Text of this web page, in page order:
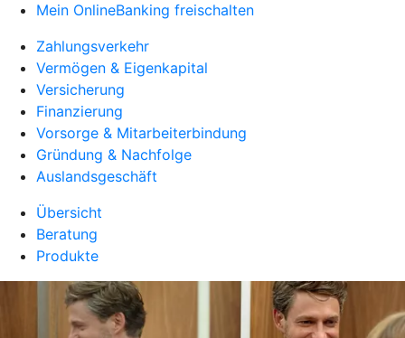
Mein OnlineBanking freischalten
Zahlungsverkehr
Vermögen & Eigenkapital
Versicherung
Finanzierung
Vorsorge & Mitarbeiterbindung
Gründung & Nachfolge
Auslandsgeschäft
Übersicht
Beratung
Produkte